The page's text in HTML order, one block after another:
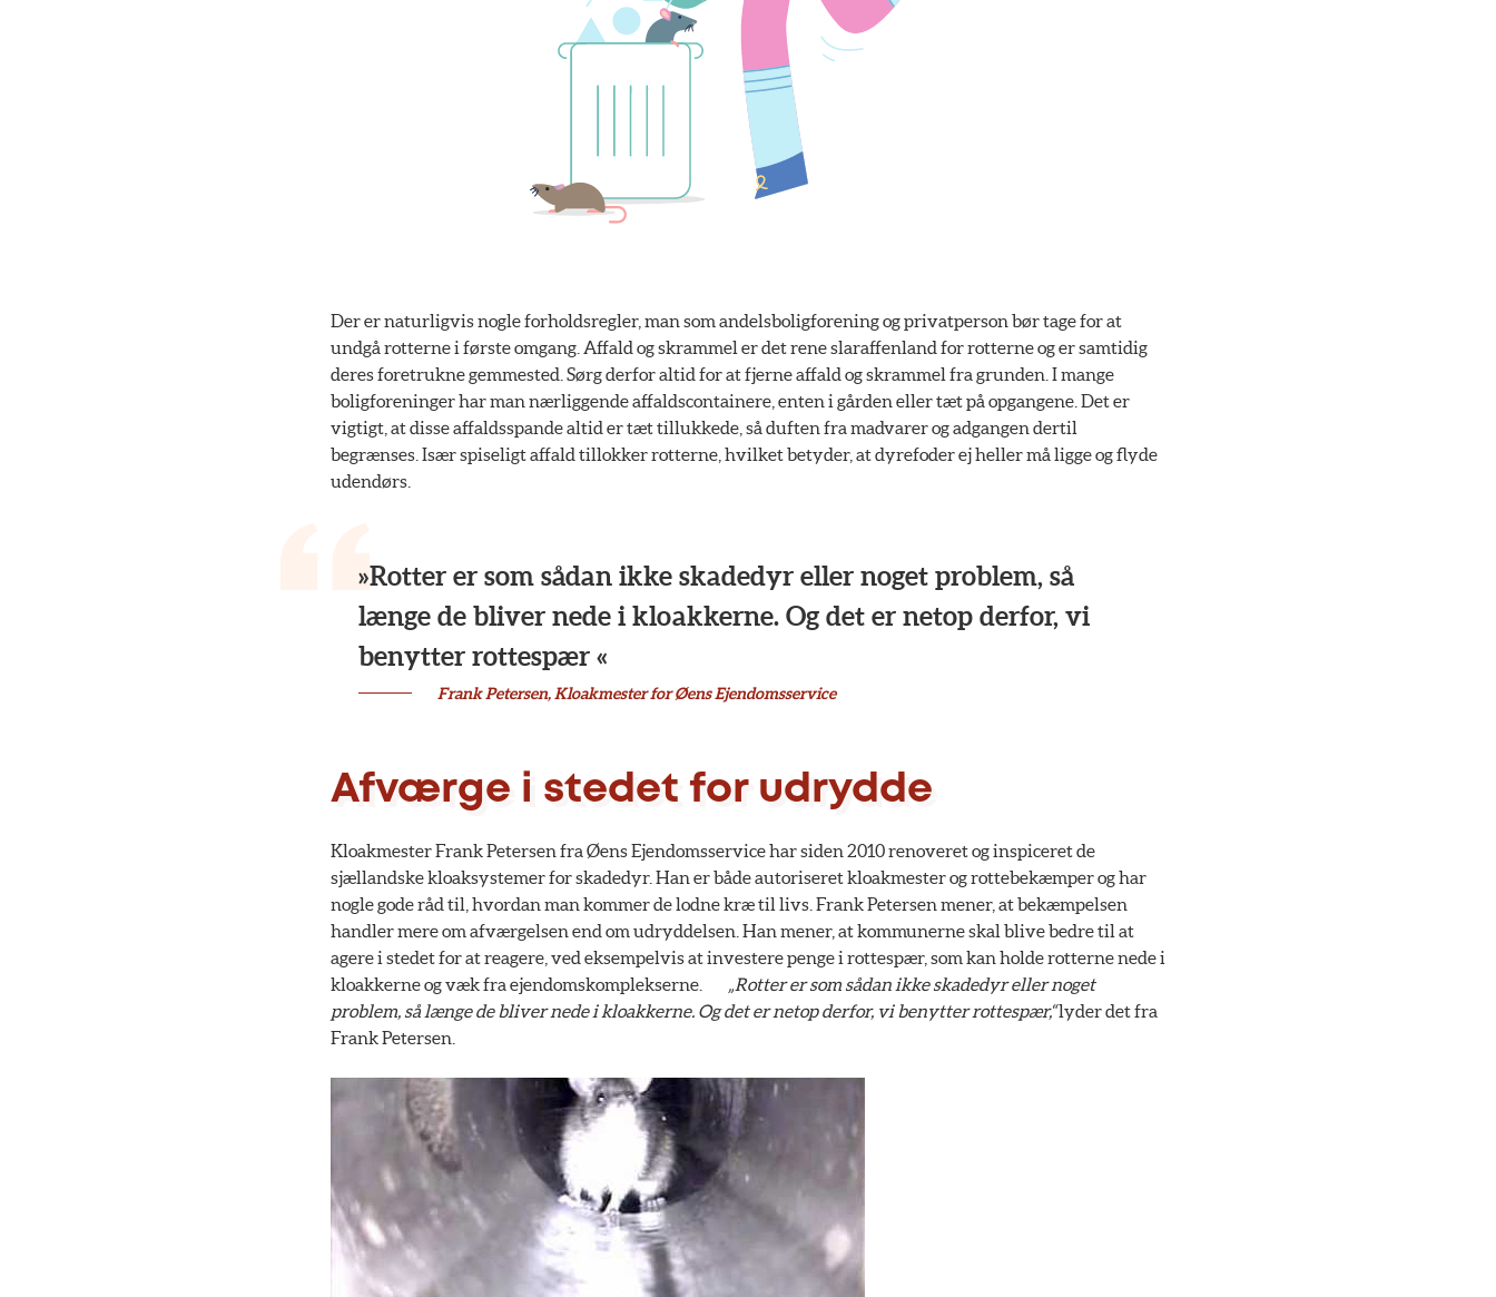
Der er naturligvis nogle forholdsregler, man som andelsboligforening og privatperson bør tage for at
undgå rotterne i første omgang. Affald og skrammel er det rene slaraffenland for rotterne og er samtidig
deres foretrukne gemmested. Sørg derfor altid for at fjerne affald og skrammel fra grunden. I mange
boligforeninger har man nærliggende affaldscontainere, enten i gården eller tæt på opgangene. Det er
vigtigt, at disse affaldsspande altid er tæt tillukkede, så duften fra madvarer og adgangen dertil
begrænses. Især spiseligt affald tillokker rotterne, hvilket betyder, at dyrefoder ej heller må ligge og flyde
udendørs.
» Rotter er som sådan ikke skadedyr eller noget problem, så
længe de bliver nede i kloakkerne. Og det er netop derfor, vi
benytter rottespær «
Frank Petersen, Kloakmester for Øens Ejendomsservice
Afværge i stedet for udrydde
Kloakmester Frank Petersen fra Øens Ejendomsservice har siden 2010 renoveret og inspiceret de
sjællandske kloaksystemer for skadedyr. Han er både autoriseret kloakmester og rottebekæmper og har
nogle gode råd til, hvordan man kommer de lodne kræ til livs. Frank Petersen mener, at bekæmpelsen
handler mere om afværgelsen end om udryddelsen. Han mener, at kommunerne skal blive bedre til at
agere i stedet for at reagere, ved eksempelvis at investere penge i rottespær, som kan holde rotterne nede i
kloakkerne og væk fra ejendomskomplekserne.
„Rotter er som sådan ikke skadedyr eller noget
problem, så længe de bliver nede i kloakkerne. Og det er netop derfor, vi benytter rottespær,“lyder det fra
Frank Petersen.